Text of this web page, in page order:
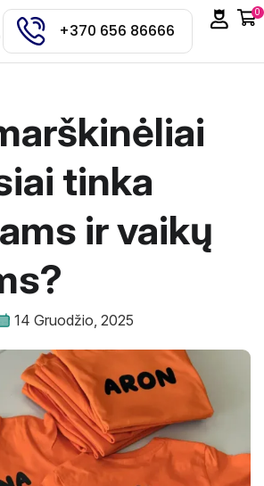
+370 656 86666
0
tinka
ir vaikų
14 Gruodžio, 2025